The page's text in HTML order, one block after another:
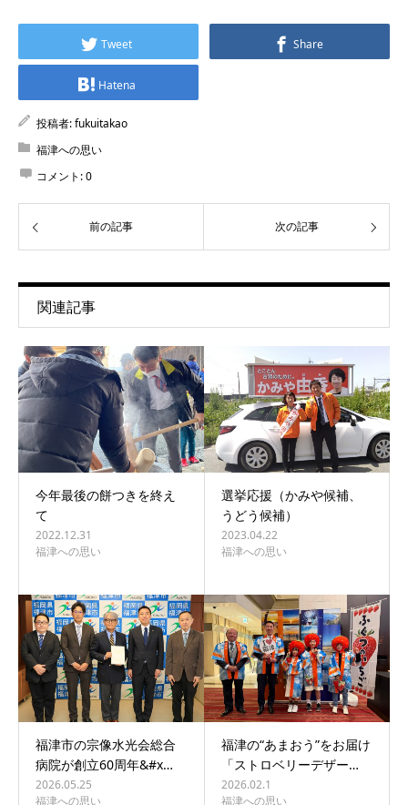
Tweet Share
Hatena
投稿者:fukuitakao
福津への思い
コメント:0
前の記事 次の記事
関連記事
今年最後の餅つきを終え
て
2022.12.31
福津への思い
選挙応援（かみや候補、
うどう候補）
2023.04.22
福津への思い
福津市の宗像水光会総合
病院が創立60周年&#x…
2026.05.25
福津への思い
福津の“あまおう”をお届け
「ストロベリーデザー…
2026.02.1
福津への思い